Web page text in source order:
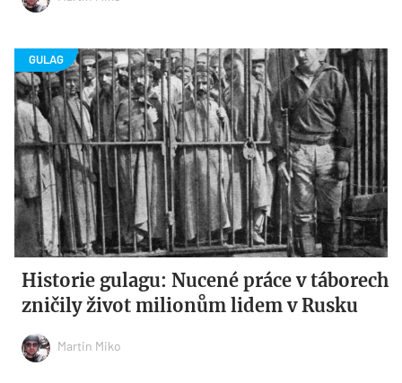
Historie gulagu: Nucené práce v táborech
zničily život milionům lidem v Rusku
Martin Miko